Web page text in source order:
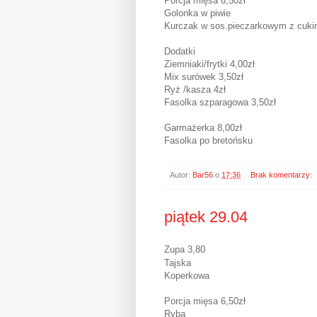
Golonka w piwie
Kurczak w sos.pieczarkowym z
Dodatki
Ziemniaki/frytki 4,00zł
Mix surówek 3,50zł
Ryż /kasza 4zł
Fasolka szparagowa 3,50zł
Garmażerka 8,00zł
Fasolka po bretońsku
Autor: Bar56 o 17:36 Brak komentarzy:
piątek 29.04
Zupa 3,80
Tajska
Koperkowa
Porcja mięsa 6,50zł
Ryba